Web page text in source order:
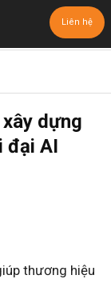
Liên hệ
dựng
đại AI
thương hiệu